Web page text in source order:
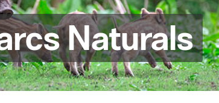
Naturals